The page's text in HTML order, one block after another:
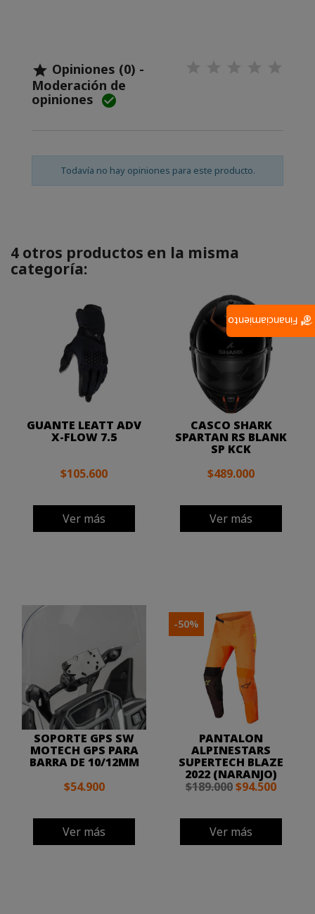
 Opiniones (0) -
Moderación de
opiniones 
Todavía no hay opiniones para este producto.
4 otros productos en la misma
categoría:
GUANTE LEATT ADV
X-FLOW 7.5
$105.600
Ver más
CASCO SHARK
SPARTAN RS BLANK
SP KCK
$489.000
Ver más
SOPORTE GPS SW
MOTECH GPS PARA
BARRA DE 10/12MM
$54.900
Ver más
PANTALON
ALPINESTARS
SUPERTECH BLAZE
2022 (NARANJO)
$189.000$94.500
Ver más
-50%
Financiamiento